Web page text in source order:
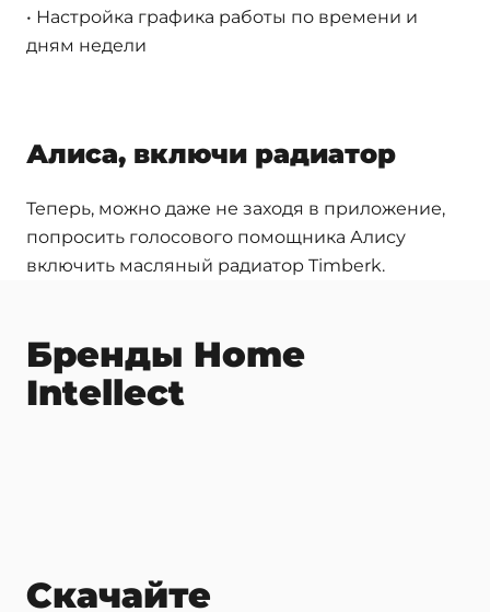
• Настройка графика работы по времени и
дням недели
Алиса, включи радиатор
Теперь, можно даже не заходя в приложение,
попросить голосового помощника Алису
включить масляный радиатор Timberk.
Бренды Home
Intellect
Скачайте